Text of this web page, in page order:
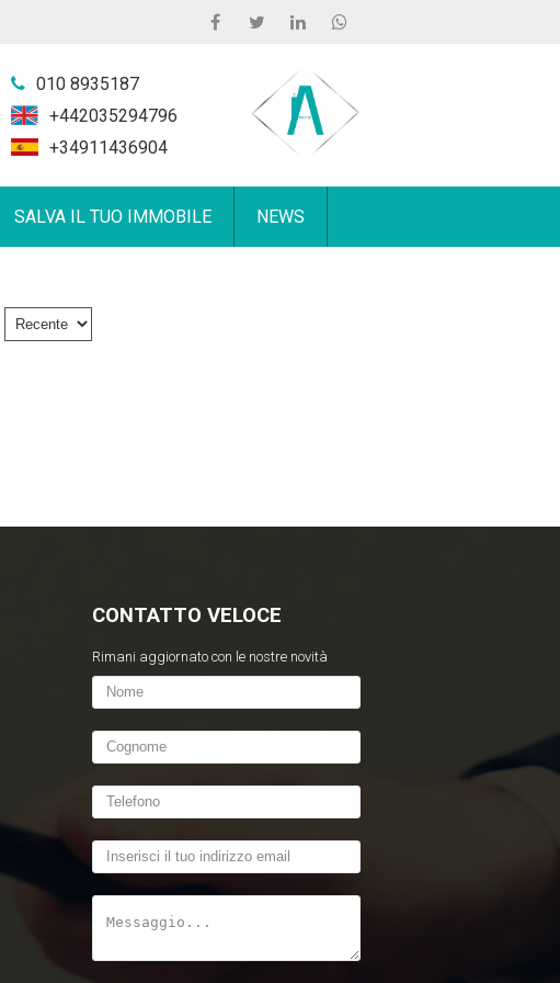
010 8935187
+442035294796
+34911436904
SALVA IL TUO IMMOBILE NEWS
CONTATTO VELOCE
Rimani aggiornato con le nostre novità